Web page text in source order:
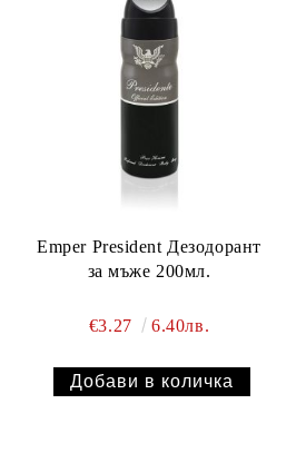
Emper President Дезодорант
за мъже 200мл.
€3.27 6.40лв.